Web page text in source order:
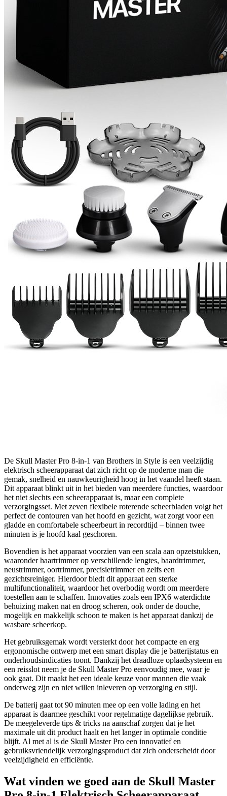
De Skull Master Pro 8-in-1 van Brothers in Style is een veelzijdig
elektrisch scheerapparaat dat zich richt op de moderne man die
gemak, snelheid en nauwkeurigheid hoog in het vaandel heeft staan.
Dit apparaat blinkt uit in het bieden van meerdere functies, waardoor
het niet slechts een scheerapparaat is, maar een complete
verzorgingsset. Met zeven flexibele roterende scheerbladen volgt het
perfect de contouren van het hoofd en gezicht, wat zorgt voor een
gladde en comfortabele scheerbeurt in recordtijd – binnen twee
minuten is je hoofd kaal geschoren.
Bovendien is het apparaat voorzien van een scala aan opzetstukken,
waaronder haartrimmer op verschillende lengtes, baardtrimmer,
neustrimmer, oortrimmer, precisietrimmer en zelfs een
gezichtsreiniger. Hierdoor biedt dit apparaat een sterke
multifunctionaliteit, waardoor het overbodig wordt om meerdere
toestellen aan te schaffen. Innovaties zoals een IPX6 waterdichte
behuizing maken nat en droog scheren, ook onder de douche,
mogelijk en makkelijk schoon te maken is het apparaat dankzij de
wasbare scheerkop.
Het gebruiksgemak wordt versterkt door het compacte en erg
ergonomische ontwerp met een smart display die je batterijstatus en
onderhoudsindicaties toont. Dankzij het draadloze oplaadsysteem en
een reisslot neem je de Skull Master Pro eenvoudig mee, waar je
ook gaat. Dit maakt het een ideale keuze voor mannen die vaak
onderweg zijn en niet willen inleveren op verzorging en stijl.
De batterij gaat tot 90 minuten mee op een volle lading en het
apparaat is daarmee geschikt voor regelmatige dagelijkse gebruik.
De meegeleverde tips & tricks na aanschaf zorgen dat je het
maximale uit dit product haalt en het langer in optimale conditie
blijft. Al met al is de Skull Master Pro een innovatief en
gebruiksvriendelijk verzorgingsproduct dat zich onderscheidt door
veelzijdigheid en efficiëntie.
Wat vinden we goed aan de Skull Master